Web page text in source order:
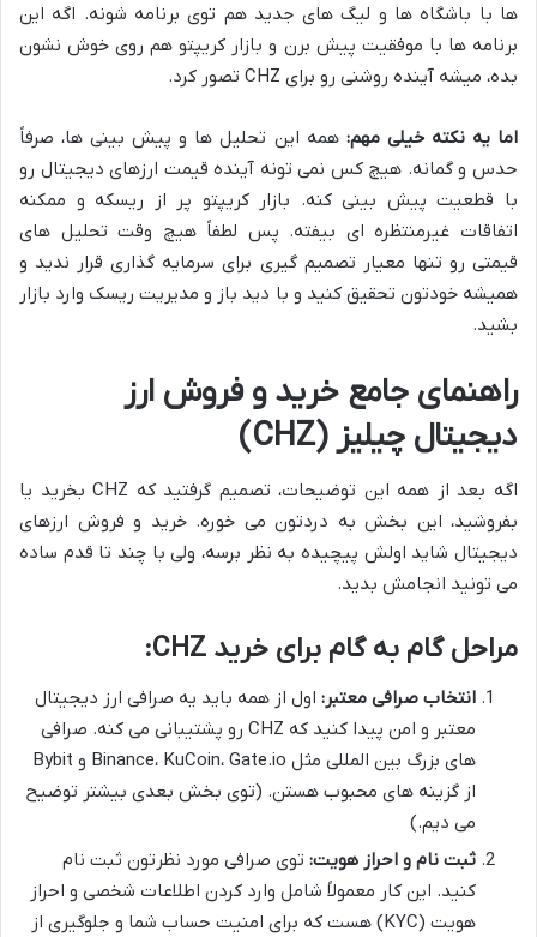
ها با باشگاه ها و لیگ های جدید هم توی برنامه شونه. اگه این
برنامه ها با موفقیت پیش برن و بازار کریپتو هم روی خوش نشون
بده، میشه آینده روشنی رو برای CHZ تصور کرد.
اما یه نکته خیلی مهم: همه این تحلیل ها و پیش بینی ها، صرفاً
حدس و گمانه. هیچ کس نمی تونه آینده قیمت ارزهای دیجیتال رو
با قطعیت پیش بینی کنه. بازار کریپتو پر از ریسکه و ممکنه
اتفاقات غیرمنتظره ای بیفته. پس لطفاً هیچ وقت تحلیل های
قیمتی رو تنها معیار تصمیم گیری برای سرمایه گذاری قرار ندید و
همیشه خودتون تحقیق کنید و با دید باز و مدیریت ریسک وارد بازار
بشید.
راهنمای جامع خرید و فروش ارز
دیجیتال چیلیز (CHZ)
اگه بعد از همه این توضیحات، تصمیم گرفتید که CHZ بخرید یا
بفروشید، این بخش به دردتون می خوره. خرید و فروش ارزهای
دیجیتال شاید اولش پیچیده به نظر برسه، ولی با چند تا قدم ساده
می تونید انجامش بدید.
مراحل گام به گام برای خرید CHZ:
انتخاب صرافی معتبر: اول از همه باید یه صرافی ارز دیجیتال
معتبر و امن پیدا کنید که CHZ رو پشتیبانی می کنه. صرافی
های بزرگ بین المللی مثل Binance، KuCoin، Gate.io و Bybit
از گزینه های محبوب هستن. (توی بخش بعدی بیشتر توضیح
می دیم.)
ثبت نام و احراز هویت: توی صرافی مورد نظرتون ثبت نام
کنید. این کار معمولاً شامل وارد کردن اطلاعات شخصی و احراز
هویت (KYC) هست که برای امنیت حساب شما و جلوگیری از